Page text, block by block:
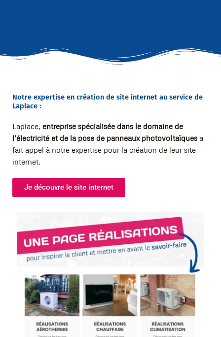
Notre expertise en création de site internet au service de
Laplace :
Laplace, entreprise spécialisée dans le domaine de
l’électricité et de la pose de panneaux photovoltaïques a
fait appel à notre expertise pour la création de leur site
internet.
Je découvre le site internet